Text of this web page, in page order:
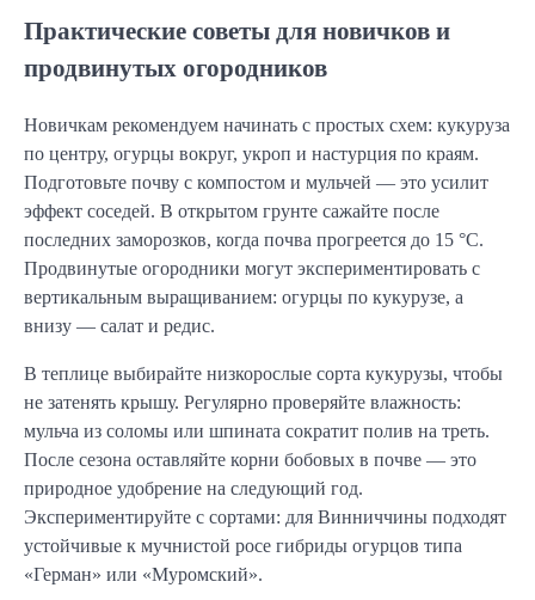
Практические советы для новичков и
продвинутых огородников
Новичкам рекомендуем начинать с простых схем: кукуруза
по центру, огурцы вокруг, укроп и настурция по краям.
Подготовьте почву с компостом и мульчей — это усилит
эффект соседей. В открытом грунте сажайте после
последних заморозков, когда почва прогреется до 15 °C.
Продвинутые огородники могут экспериментировать с
вертикальным выращиванием: огурцы по кукурузе, а
внизу — салат и редис.
В теплице выбирайте низкорослые сорта кукурузы, чтобы
не затенять крышу. Регулярно проверяйте влажность:
мульча из соломы или шпината сократит полив на треть.
После сезона оставляйте корни бобовых в почве — это
природное удобрение на следующий год.
Экспериментируйте с сортами: для Винниччины подходят
устойчивые к мучнистой росе гибриды огурцов типа
«Герман» или «Муромский».